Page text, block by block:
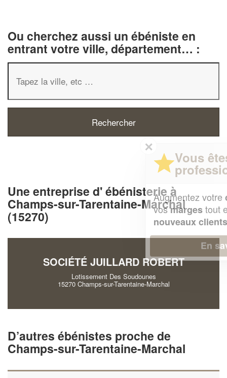
Ou cherchez aussi un ébéniste en
entrant votre ville, département… :
Une entreprise d' ébénisterie à
Champs-sur-Tarentaine-Marchal
(15270)
SOCIÉTÉ JUILLARD ROBERT
Lotissement Des Soudounes
15270 Champs-sur-Tarentaine-Marchal
D’autres ébénistes proche de
Champs-sur-Tarentaine-Marchal
Vous êtes un
professionnel ?
Augmentez votrechiffre d'affaireset
vosmargestout en gagnant de